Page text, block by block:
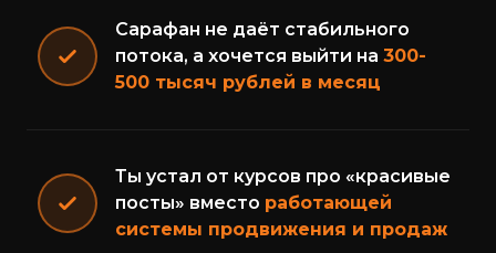
Сарафан не даёт стабильного
потока, а хочется выйти на 300-
500 тысяч рублей в месяц
Ты устал от курсов про «красивые
посты» вместо работающей
системы продвижения и продаж